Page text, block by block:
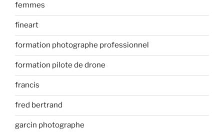
femmes
fineart
formation photographe professionnel
formation pilote de drone
francis
fred bertrand
garcin photographe